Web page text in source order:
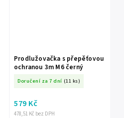
Prodlužovačka s přepěťovou
ochranou 3m M6 černý
Doručení za 7 dní (11 ks)
478,51 Kč bez DPH
579 Kč